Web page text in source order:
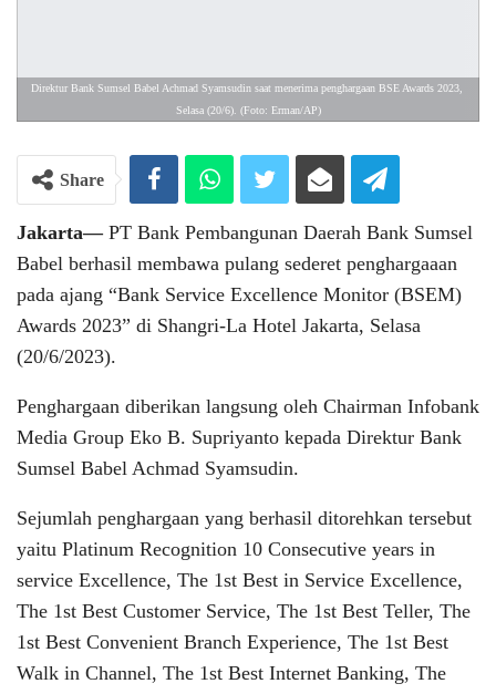
Direktur Bank Sumsel Babel Achmad Syamsudin saat menerima penghargaan BSE Awards 2023,
Selasa (20/6). (Foto: Erman/AP)
Share
Jakarta— PT Bank Pembangunan Daerah Bank Sumsel
Babel berhasil membawa pulang sederet penghargaaan
pada ajang “Bank Service Excellence Monitor (BSEM)
Awards 2023” di Shangri-La Hotel Jakarta, Selasa
(20/6/2023).
Penghargaan diberikan langsung oleh Chairman Infobank
Media Group Eko B. Supriyanto kepada Direktur Bank
Sumsel Babel Achmad Syamsudin.
Sejumlah penghargaan yang berhasil ditorehkan tersebut
yaitu Platinum Recognition 10 Consecutive years in
service Excellence, The 1st Best in Service Excellence,
The 1st Best Customer Service, The 1st Best Teller, The
1st Best Convenient Branch Experience, The 1st Best
Walk in Channel, The 1st Best Internet Banking, The